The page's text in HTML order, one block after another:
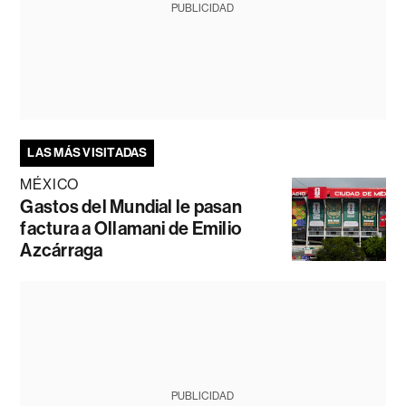
PUBLICIDAD
LAS MÁS VISITADAS
MÉXICO
Gastos del Mundial le pasan
factura a Ollamani de Emilio
Azcárraga
PUBLICIDAD